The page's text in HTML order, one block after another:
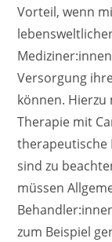
Vorteil, wenn
Versorgung
können.
Therapie mit
therapeutische
sind zu
müssen
zum Beispiel